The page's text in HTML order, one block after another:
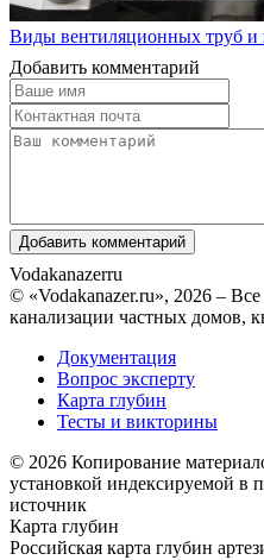
Виды вентиляционных труб и
Добавить комментарий
Vodakanazerru
© «Vodakanazer.ru», 2026 –
канализации частных домов,
Документация
Вопрос эксперту
Карта глубин
Тесты и викторины
© 2026 Копирование
установкой индексируемой в
источник
Карта глубин
Российская карта глубин